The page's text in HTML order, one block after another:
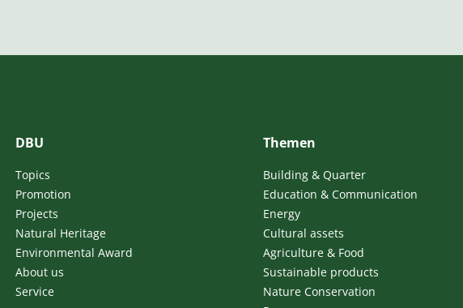
DBU
Topics
Promotion
Projects
Natural Heritage
Environmental Award
About us
Service
Themen
Building & Quarter
Education & Communication
Energy
Cultural assets
Agriculture & Food
Sustainable products
Nature Conservation